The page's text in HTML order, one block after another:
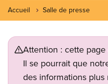
Accueil Salle de presse
Attention : cette
Il se pourrait que
des informations